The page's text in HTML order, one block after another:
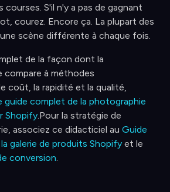
courses. S'il n'y a pas de gagnant
courez. Encore ça. La plupart des
scène différente à chaque fois.
de la façon dont la
compare à méthodes
coût, la rapidité et la qualité,
guide complet de la photographie
Shopify.Pour la stratégie de
associez ce didacticiel au Guide
galerie de produits Shopify et le
conversion.